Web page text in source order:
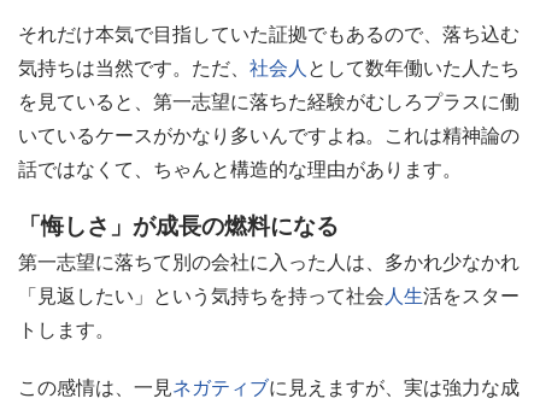
それだけ本気で目指していた証拠でもあるので、落ち込む
気持ちは当然です。ただ、 社会人として数年働いた人たち
を見ていると、第一志望に落ちた経験がむしろプラスに働
いているケースがかなり多いんですよね。これは精神論の
話ではなくて、ちゃんと構造的な理由があります。
「悔しさ」が成長の燃料になる
第一志望に落ちて別の会社に入った人は、多かれ少なかれ
「見返したい」という気持ちを持って社会人生活をスター
トします。
この感情は、一見ネガティブに見えますが、実は強力な成